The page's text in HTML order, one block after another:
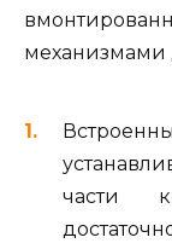
механизмами
части